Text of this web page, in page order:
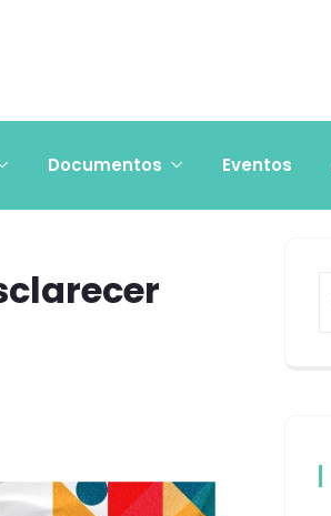
Documentos Eventos